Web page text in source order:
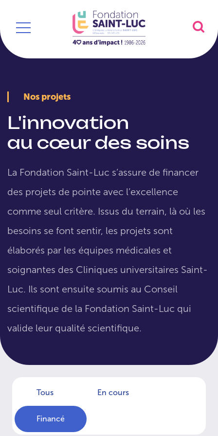
Nos projets
L'innovation
au cœur des soins
La Fondation Saint-Luc s’assure de financer
des projets de pointe avec l’excellence
comme seul critère. Issus du terrain, là où les
besoins se font sentir, les projets sont
élaborés par les équipes médicales et
soignantes des Cliniques universitaires Saint-
Luc. Ils sont ensuite soumis au Conseil
scientifique de la Fondation Saint-Luc qui
valide leur qualité scientifique.
Tous En cours
Financé